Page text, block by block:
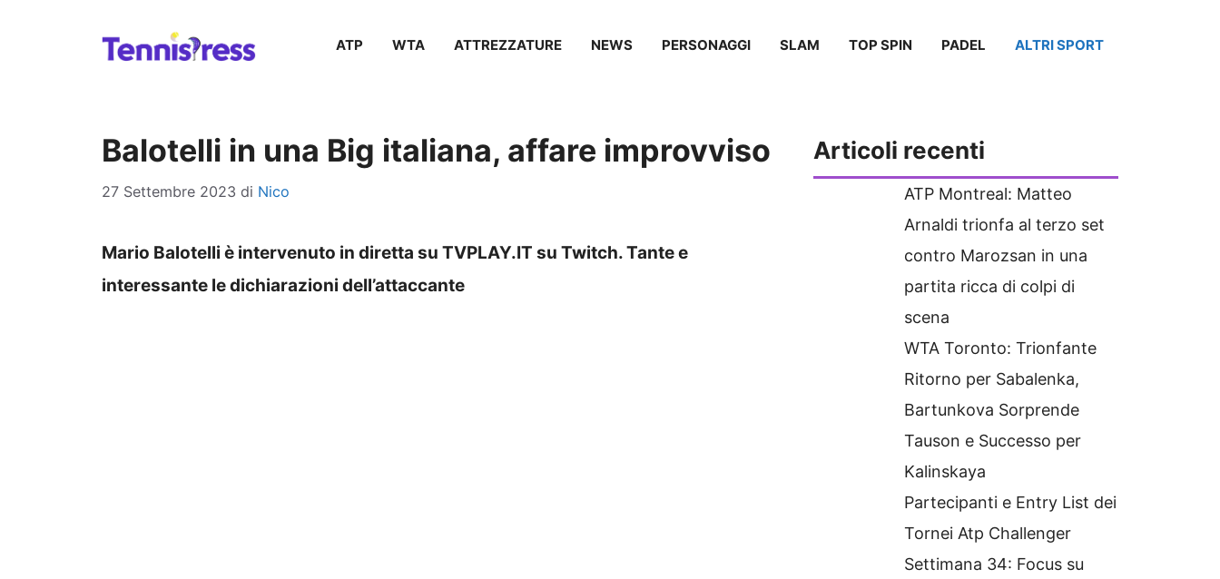
ATP WTA ATTREZZATURE NEWS PERSONAGGI SLAM TOP SPIN PADEL ALTRI SPORT
Balotelli in una Big italiana, affare improvviso
27 Settembre 2023 di Nico
Mario Balotelli è intervenuto in diretta su TVPLAY.IT su Twitch. Tante e
interessante le dichiarazioni dell’attaccante
Articoli recenti
ATP Montreal: Matteo
Arnaldi trionfa al terzo set
contro Marozsan in una
partita ricca di colpi di
scena
WTA Toronto: Trionfante
Ritorno per Sabalenka,
Bartunkova Sorprende
Tauson e Successo per
Kalinskaya
Partecipanti e Entry List dei
Tornei Atp Challenger
Settimana 34: Focus su